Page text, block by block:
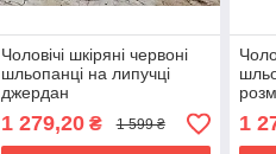
Чоловічі шкіряні червоні
шльопанці на липучці
джердан
1 279,20₴ 1 599 ₴ 1